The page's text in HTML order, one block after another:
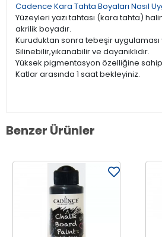
Cadence Kara Tahta Boyaları Nasıl
Yüzeyleri yazı tahtası (kara tahta)
akrilik boyadır.
Kuruduktan sonra tebeşir uygulaması
Silinebilir,yıkanabilir ve dayanıklıdır.
Yüksek pigmentasyon özelliğine
Katlar arasında 1 saat bekleyiniz.
Benzer Ürünler